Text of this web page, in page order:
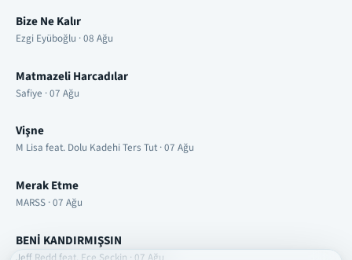
Bize Ne Kalır
Ezgi Eyüboğlu · 08 Ağu
Matmazeli Harcadılar
Safiye · 07 Ağu
Vişne
M Lisa feat. Dolu Kadehi Ters Tut · 07 Ağu
Merak Etme
MARSS · 07 Ağu
BENİ KANDIRMIŞSIN